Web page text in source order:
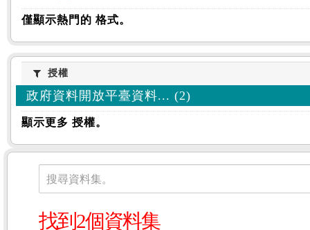
僅顯示熱門的 格式。
授權授權
政府資料開放平臺資料... (2)
顯示更多 授權。
資料集
搜尋資料集。
找到2個資料集